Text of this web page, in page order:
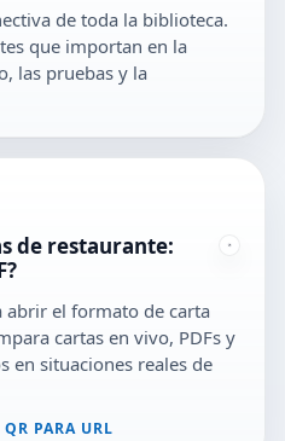
de toda la biblioteca.
que importan en la
las pruebas y la
de restaurante:
abrir el formato de carta
cartas en vivo, PDFs y
en situaciones reales de
PARA URL